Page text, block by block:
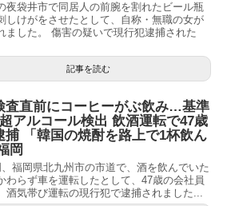
夜袋井市で同居人の前腕を割れたビール瓶
しけがをさせたとして、自称・無職の女が
ました。 傷害の疑いで現行犯逮捕された
記事を読む
査直前にコーヒーがぶ飲み…基準
アルコール検出 飲酒運転で47歳
捕 「韓国の焼酎を路上で1杯飲ん
岡
福岡県北九州市の市道で、酒を飲んでいた
わらず車を運転したとして、47歳の会社員
酒気帯び運転の現行犯で逮捕されました...